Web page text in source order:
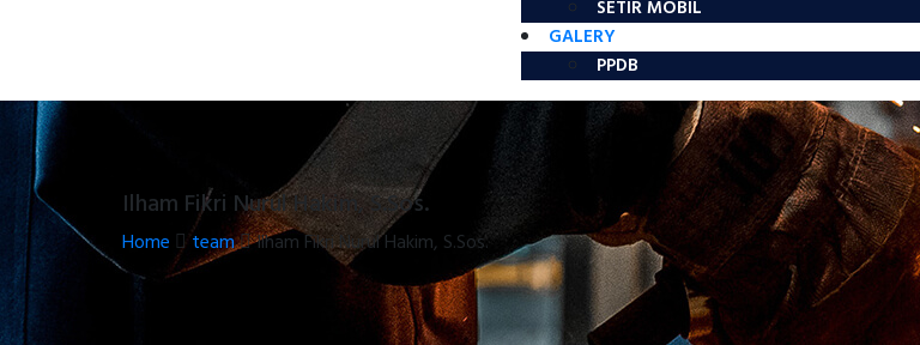
SETIR MOBIL
GALERY
PPDB
Ilham Fikri Nurul Hakim, S.Sos.
Home team Ilham Fikri Nurul Hakim, S.Sos.